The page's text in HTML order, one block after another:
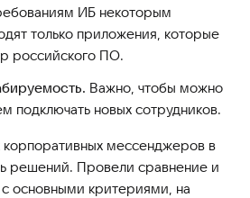
ИБ некоторым
только приложения, которые
российского ПО.
Важно, чтобы можно
подключать новых сотрудников.
мессенджеров в
решений. Провели сравнение и
с основными критериями, на